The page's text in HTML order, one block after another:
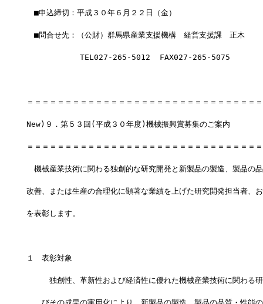
■申込締切：平成３０年６月２２日（金）
■問合せ先：（公財）群馬県産業支援機構　経営支援課　正木
TEL027-265-5012  FAX027-265-5075
＝＝＝＝＝＝＝＝＝＝＝＝＝＝＝＝＝＝＝＝＝＝＝＝＝＝＝＝＝＝
New)９．第５３回(平成３０年度)機械振興賞募集のご案内
＝＝＝＝＝＝＝＝＝＝＝＝＝＝＝＝＝＝＝＝＝＝＝＝＝＝＝＝＝＝
機械産業技術に関わる独創的な研究開発と新製品の製造、製品の
改善、または生産の合理化に顕著な業績を上げた研究開発担当者、
を表彰します。
１　表彰対象
独創性、革新性および経済性に優れた機械産業技術に関わる研